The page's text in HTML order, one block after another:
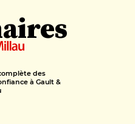
des
à Gault &